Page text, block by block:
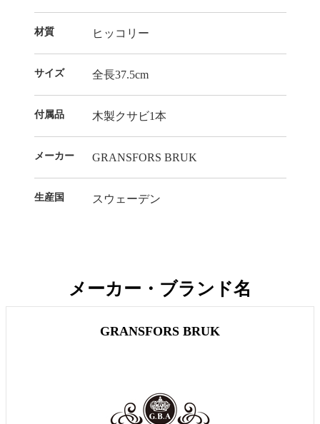
材質 ヒッコリー
サイズ 全長37.5cm
付属品 木製クサビ1本
メーカー GRANSFORS BRUK
生産国 スウェーデン
メーカー・ブランド名
GRANSFORS BRUK